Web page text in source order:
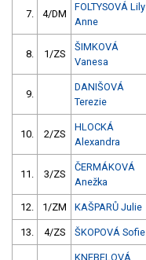
7. 4/DM
FOLTYSOVÁ Lily
Anne
8. 1/ZS
ŠIMKOVÁ
Vanesa
9.
DANIŠOVÁ
Terezie
10. 2/ZS
HLOCKÁ
Alexandra
11. 3/ZS
ČERMÁKOVÁ
Anežka
12. 1/ZM KAŠPARŮ Julie
13. 4/ZS ŠKOPOVÁ Sofie
KNEBELOVÁ